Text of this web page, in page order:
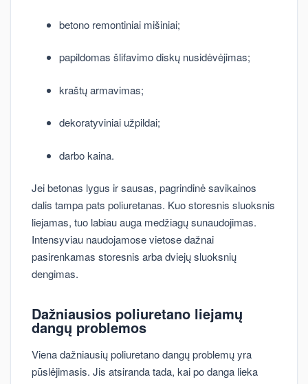
betono remontiniai mišiniai;
papildomas šlifavimo diskų nusidėvėjimas;
kraštų armavimas;
dekoratyviniai užpildai;
darbo kaina.
Jei betonas lygus ir sausas, pagrindinė savikainos
dalis tampa pats poliuretanas. Kuo storesnis sluoksnis
liejamas, tuo labiau auga medžiagų sunaudojimas.
Intensyviau naudojamose vietose dažnai
pasirenkamas storesnis arba dviejų sluoksnių
dengimas.
Dažniausios poliuretano liejamų
dangų problemos
Viena dažniausių poliuretano dangų problemų yra
pūslėjimasis. Jis atsiranda tada, kai po danga lieka